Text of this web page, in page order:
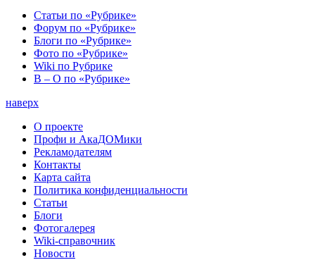
Статьи по «Рубрике»
Форум по «Рубрике»
Блоги по «Рубрике»
Фото по «Рубрике»
Wiki по Рубрике
В – О по «Рубрике»
наверх
О проекте
Профи и АкаДОМики
Рекламодателям
Контакты
Карта сайта
Политика конфиденциальности
Статьи
Блоги
Фотогалерея
Wiki-справочник
Новости